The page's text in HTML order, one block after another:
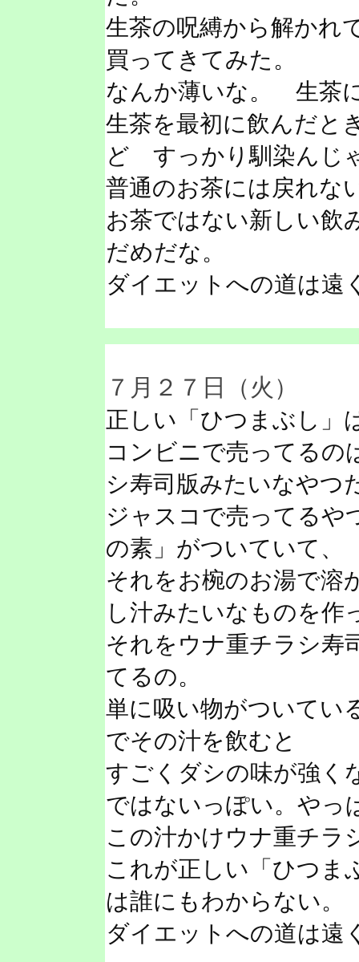
生茶の呪縛から解かれ
買ってきてみた。
なんか薄いな。 生茶
生茶を最初に飲んだと
ど すっかり馴染んじ
普通のお茶には戻れな
お茶ではない新しい飲
だめだな。
ダイエットへの道は遠
７月２７日（火）
正しい「ひつまぶし」
コンビニで売ってるの
シ寿司版みたいなやつ
ジャスコで売ってるや
の素」がついていて、
それをお椀のお湯で
し汁みたいなものを作
それをウナ重チラシ寿
てるの。
単に吸い物がついてい
でその汁を飲むと
すごくダシの味が強く
ではないっぽい。やっ
この汁かけウナ重チラ
これが正しい「ひつま
は誰にもわからない。
ダイエットへの道は遠